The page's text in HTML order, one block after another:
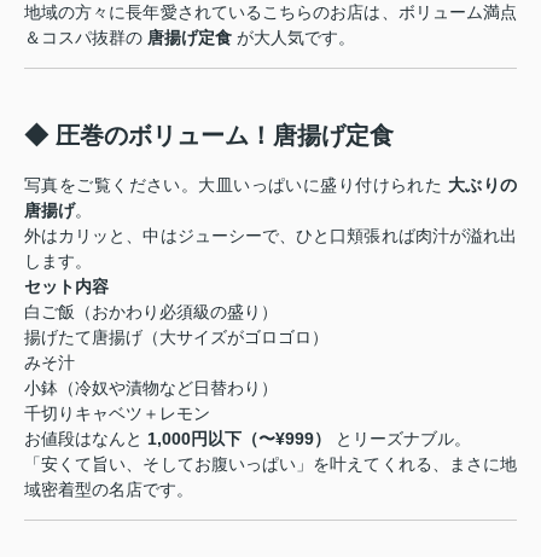
地域の方々に長年愛されているこちらのお店は、ボリューム満点
＆コスパ抜群の 唐揚げ定食 が大人気です。
◆ 圧巻のボリューム！唐揚げ定食
写真をご覧ください。大皿いっぱいに盛り付けられた 大ぶりの
唐揚げ。
外はカリッと、中はジューシーで、ひと口頬張れば肉汁が溢れ出
します。
セット内容
白ご飯（おかわり必須級の盛り）
揚げたて唐揚げ（大サイズがゴロゴロ）
みそ汁
小鉢（冷奴や漬物など日替わり）
千切りキャベツ＋レモン
お値段はなんと 1,000円以下（〜¥999）
とリーズナブル。
「安くて旨い、そしてお腹いっぱい」を叶えてくれる、まさに地
域密着型の名店です。